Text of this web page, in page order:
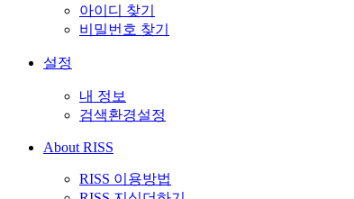
아이디 찾기
비밀번호 찾기
설정
내 정보
검색환경설정
About RISS
RISS 이용방법